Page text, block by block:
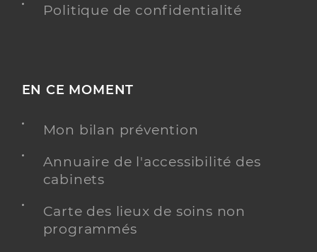
Politique de confidentialité
EN CE MOMENT
Mon bilan prévention
Annuaire de l'accessibilité des
cabinets
Carte des lieux de soins non
programmés